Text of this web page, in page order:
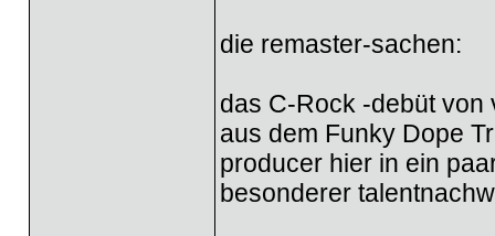
die remaster-sachen:
das C-Rock -debüt von
aus dem Funky Dope
producer hier in ein
besonderer